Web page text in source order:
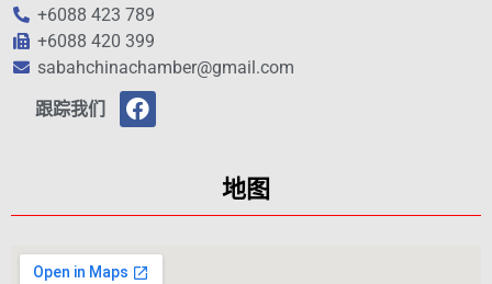
+6088 423 789
+6088 420 399
sabahchinachamber@gmail.com
跟踪我们
地图